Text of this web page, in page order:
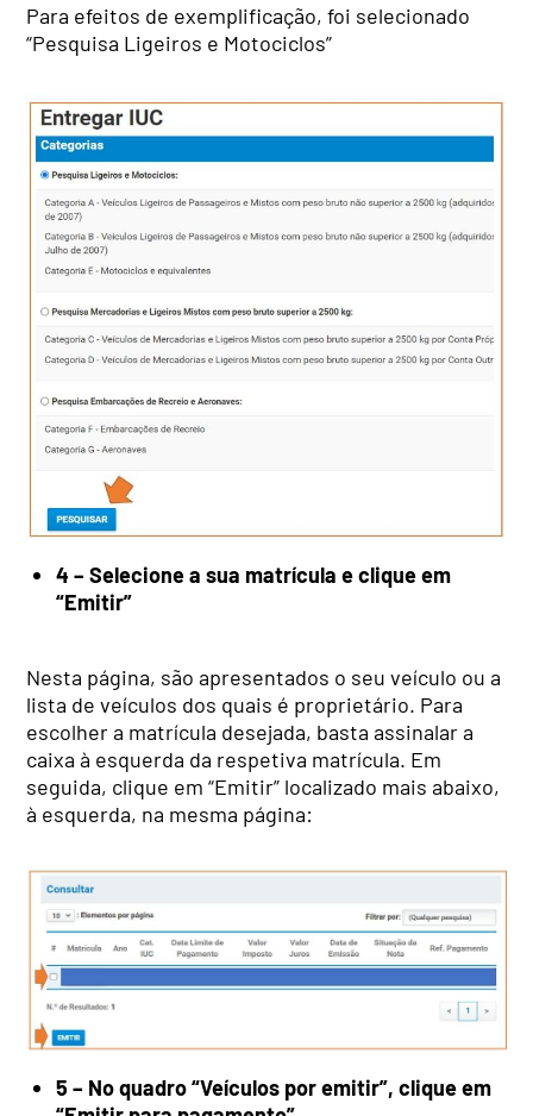
Para efeitos de exemplificação, foi selecionado
“Pesquisa Ligeiros e Motociclos”
4 – Selecione a sua matrícula e clique em
“Emitir”
Nesta página, são apresentados o seu veículo ou a
lista de veículos dos quais é proprietário. Para
escolher a matrícula desejada, basta assinalar a
caixa à esquerda da respetiva matrícula. Em
seguida, clique em “Emitir” localizado mais abaixo,
à esquerda, na mesma página:
5 – No quadro “Veículos por emitir”, clique em